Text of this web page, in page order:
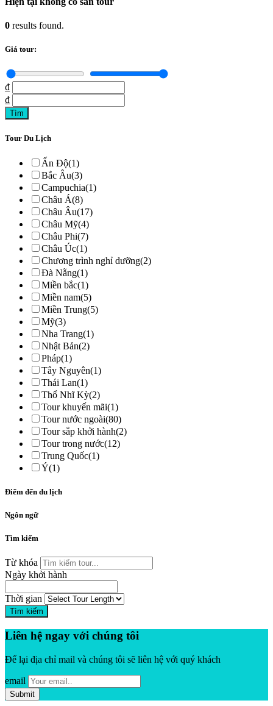
0 results found.
Giá tour:
₫
₫
Tour Du Lịch
Ấn Độ(1)
Bắc Âu(3)
Campuchia(1)
Châu Á(8)
Châu Âu(17)
Châu Mỹ(4)
Châu Phi(7)
Châu Úc(1)
Chương trình nghỉ dưỡng(2)
Đà Nẵng(1)
Miền bắc(1)
Miền nam(5)
Miền Trung(5)
Mỹ(3)
Nha Trang(1)
Nhật Bản(2)
Pháp(1)
Tây Nguyên(1)
Thái Lan(1)
Thổ Nhĩ Kỳ(2)
Tour khuyến mãi(1)
Tour nước ngoài(80)
Tour sắp khởi hành(2)
Tour trong nước(12)
Trung Quốc(1)
Ý(1)
Điểm đến du lịch
Ngôn ngữ
Tìm kiếm
Từ khóa
Ngày khởi hành
Thời gian
Tìm kiếm
Liên hệ ngay với chúng tôi
Để lại địa chỉ mail và chúng tôi sẽ liên hệ với quý khách
email